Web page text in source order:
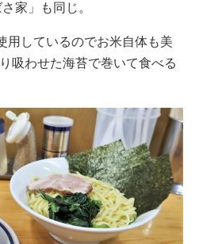
家」も同じ。
しているのでお米自体も美
吸わせた海苔で巻いて食べる